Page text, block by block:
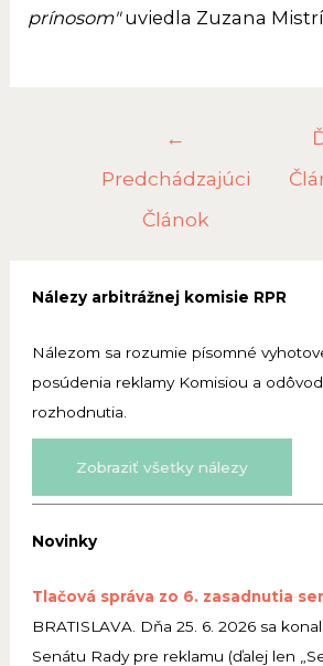
prínosom"uviedla Zuzana
článku
←
Predchádzajúci
Článok
Nálezy arbitrážnej komisie RPR
Nálezom sa rozumie písomné
posúdenia reklamy Komisiou a
rozhodnutia.
Zobraziť všetky nálezy
Novinky
Tlačová správa zo 6. zasadnutia
BRATISLAVA. Dňa 25. 6. 2026 sa
Senátu Rady pre reklamu (ďalej len